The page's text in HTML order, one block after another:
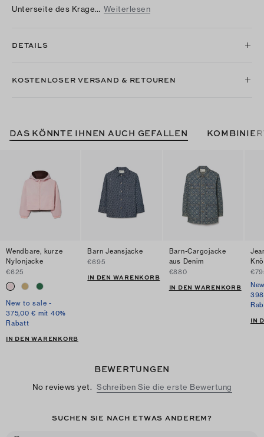
Unterseite des Krage… Weiterlesen
DETAILS
KOSTENLOSER VERSAND & RETOUREN
DAS KÖNNTE IHNEN AUCH GEFALLEN
Wendbare, kurze
Nylonjacke
€625
New to sale -
375,00 € mit 40%
Rabatt
IN DEN WARENKORB
Barn Jeansjacke
€695
IN DEN WARENKORB
Barn-Cargojacke
aus Denim
€880
IN DEN WARENKORB
IN
BEWERTUNGEN
No reviews yet. Schreiben Sie die erste Bewertung
SUCHEN SIE NACH ETWAS ANDEREM?